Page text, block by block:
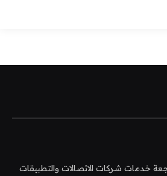
خدمات شركات الاتصالات والتطبيقات